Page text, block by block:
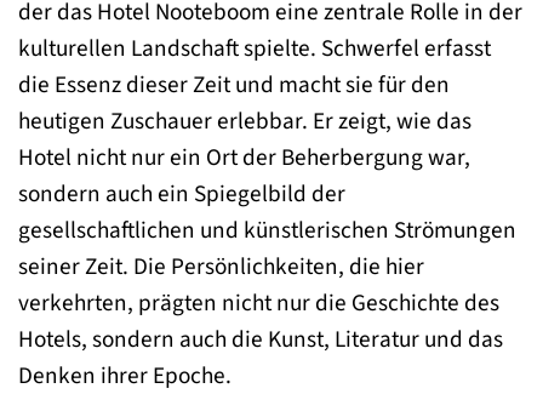
der das Hotel Nooteboom eine zentrale Rolle in der
kulturellen Landschaft spielte. Schwerfel erfasst
die Essenz dieser Zeit und macht sie für den
heutigen Zuschauer erlebbar. Er zeigt, wie das
Hotel nicht nur ein Ort der Beherbergung war,
sondern auch ein Spiegelbild der
gesellschaftlichen und künstlerischen Strömungen
seiner Zeit. Die Persönlichkeiten, die hier
verkehrten, prägten nicht nur die Geschichte des
Hotels, sondern auch die Kunst, Literatur und das
Denken ihrer Epoche.